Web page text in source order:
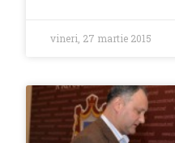
vineri, 27 martie 2015